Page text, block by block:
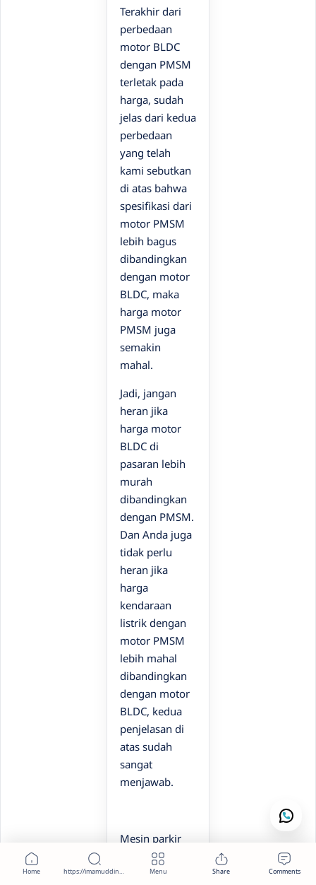
Terakhir dari
perbedaan
motor BLDC
dengan PMSM
terletak pada
harga, sudah
jelas dari kedua
perbedaan
yang telah
kami sebutkan
di atas bahwa
spesifikasi dari
motor PMSM
lebih bagus
dibandingkan
dengan motor
BLDC, maka
harga motor
PMSM juga
semakin
mahal.
Jadi, jangan
heran jika
harga motor
BLDC di
pasaran lebih
murah
dibandingkan
dengan PMSM.
Dan Anda juga
tidak perlu
heran jika
harga
kendaraan
listrik dengan
motor PMSM
lebih mahal
dibandingkan
dengan motor
BLDC, kedua
penjelasan di
atas sudah
sangat
menjawab.
Mesin parkir
dengan
upgrate